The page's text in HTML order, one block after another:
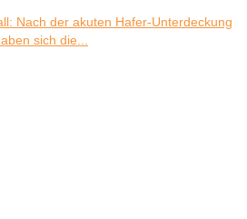
Nach der akuten Hafer-Unterdeckung
sich die...